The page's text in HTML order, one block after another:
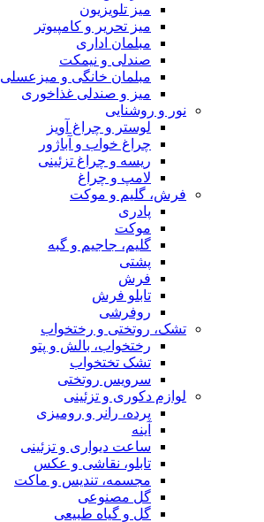
میز تلویزیون
میز تحریر و کامپیوتر
مبلمان اداری
صندلی و نیمکت
مبلمان خانگی و میزعسلی
میز و صندلی غذاخوری
نور و روشنایی
لوستر و چراغ آویز
چراغ خواب و آباژور
ریسه و چراغ تزئینی
لامپ و چراغ
فرش، گلیم و موکت
پادری
موکت
گلیم، جاجیم و گبه
پشتی
فرش
تابلو فرش
روفرشی
تشک، روتختی و رختخواب
رختخواب، بالش و پتو
تشک تختخواب
سرویس روتختی
لوازم دکوری و تزئینی
پرده، رانر و رومیزی
آینه
ساعت دیواری و تزئینی
تابلو، نقاشی و عکس
مجسمه، تندیس و ماکت
گل مصنوعی
گل و گیاه طبیعی